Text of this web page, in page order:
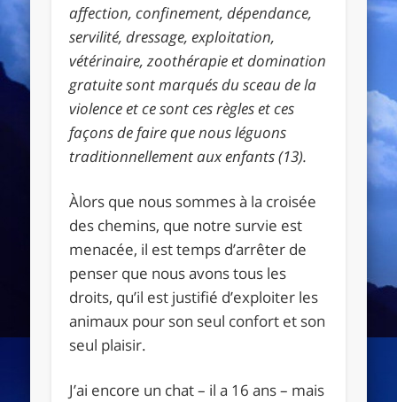
affection, confinement, dépendance,
servilité, dressage, exploitation,
vétérinaire, zoothérapie et domination
gratuite sont marqués du sceau de la
violence et ce sont ces règles et ces
façons de faire que nous léguons
traditionnellement aux enfants (13).
Àlors que nous sommes à la croisée
des chemins, que notre survie est
menacée, il est temps d’arrêter de
penser que nous avons tous les
droits, qu’il est justifié d’exploiter les
animaux pour son seul confort et son
seul plaisir.
J’ai encore un chat – il a 16 ans – mais